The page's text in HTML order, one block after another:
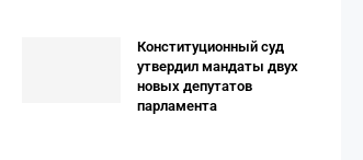
Конституционный суд
утвердил мандаты двух
новых депутатов
парламента